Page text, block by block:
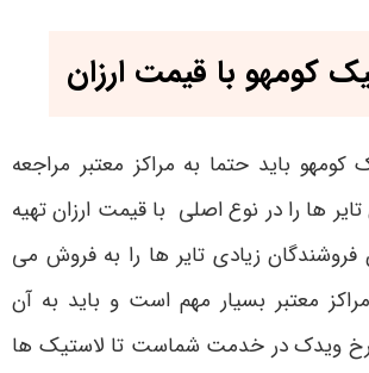
کومهو با قیمت ارزان
باید حتما به مراکز معتبر مراجعه
تایر ها را در نوع اصلی با قیمت ارزان تهیه
فروشندگان زیادی تایر ها را به فروش می
معتبر بسیار مهم است و باید به آن
ویدک در خدمت شماست تا لاستیک ها